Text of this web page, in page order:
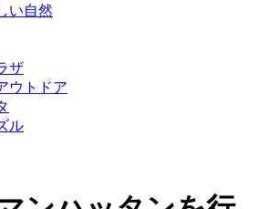
い自然
ザ
ウトドア
ル